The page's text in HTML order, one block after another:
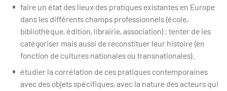
faire un état des lieux des pratiques existantes en Europe
dans les différents champs professionnels (école,
bibliothèque, édition, librairie, association) ; tenter de les
catégoriser mais aussi de reconstituer leur histoire (en
fonction de cultures nationales ou transnationales).
étudier la corrélation de ces pratiques contemporaines
avec des objets spécifiques, avec la nature des acteurs qui